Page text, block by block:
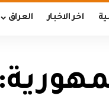
اخر الاخبار العراق